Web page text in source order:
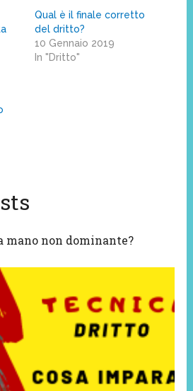
Qual è il finale corretto
del dritto?
10 Gennaio 2019
In "Dritto"
mano non dominante?